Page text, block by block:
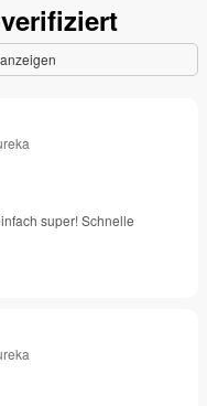
super! Schnelle